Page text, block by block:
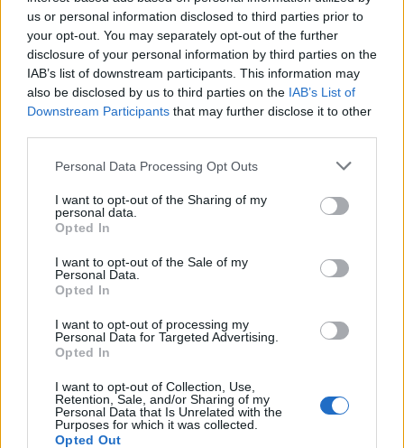
us or personal information disclosed to third parties prior to
your opt-out. You may separately opt-out of the further
disclosure of your personal information by third parties on the
IAB’s list of downstream participants. This information may
also be disclosed by us to third parties on the IAB’s List of
Downstream Participants that may further disclose it to other
Personal Data Processing Opt Outs
I want to opt-out of the Sharing of my
personal data.
Opted In
I want to opt-out of the Sale of my
Personal Data.
Opted In
I want to opt-out of processing my
Personal Data for Targeted Advertising.
Opted In
I want to opt-out of Collection, Use,
Retention, Sale, and/or Sharing of my
Personal Data that Is Unrelated with the
Purposes for which it was collected.
Opted Out